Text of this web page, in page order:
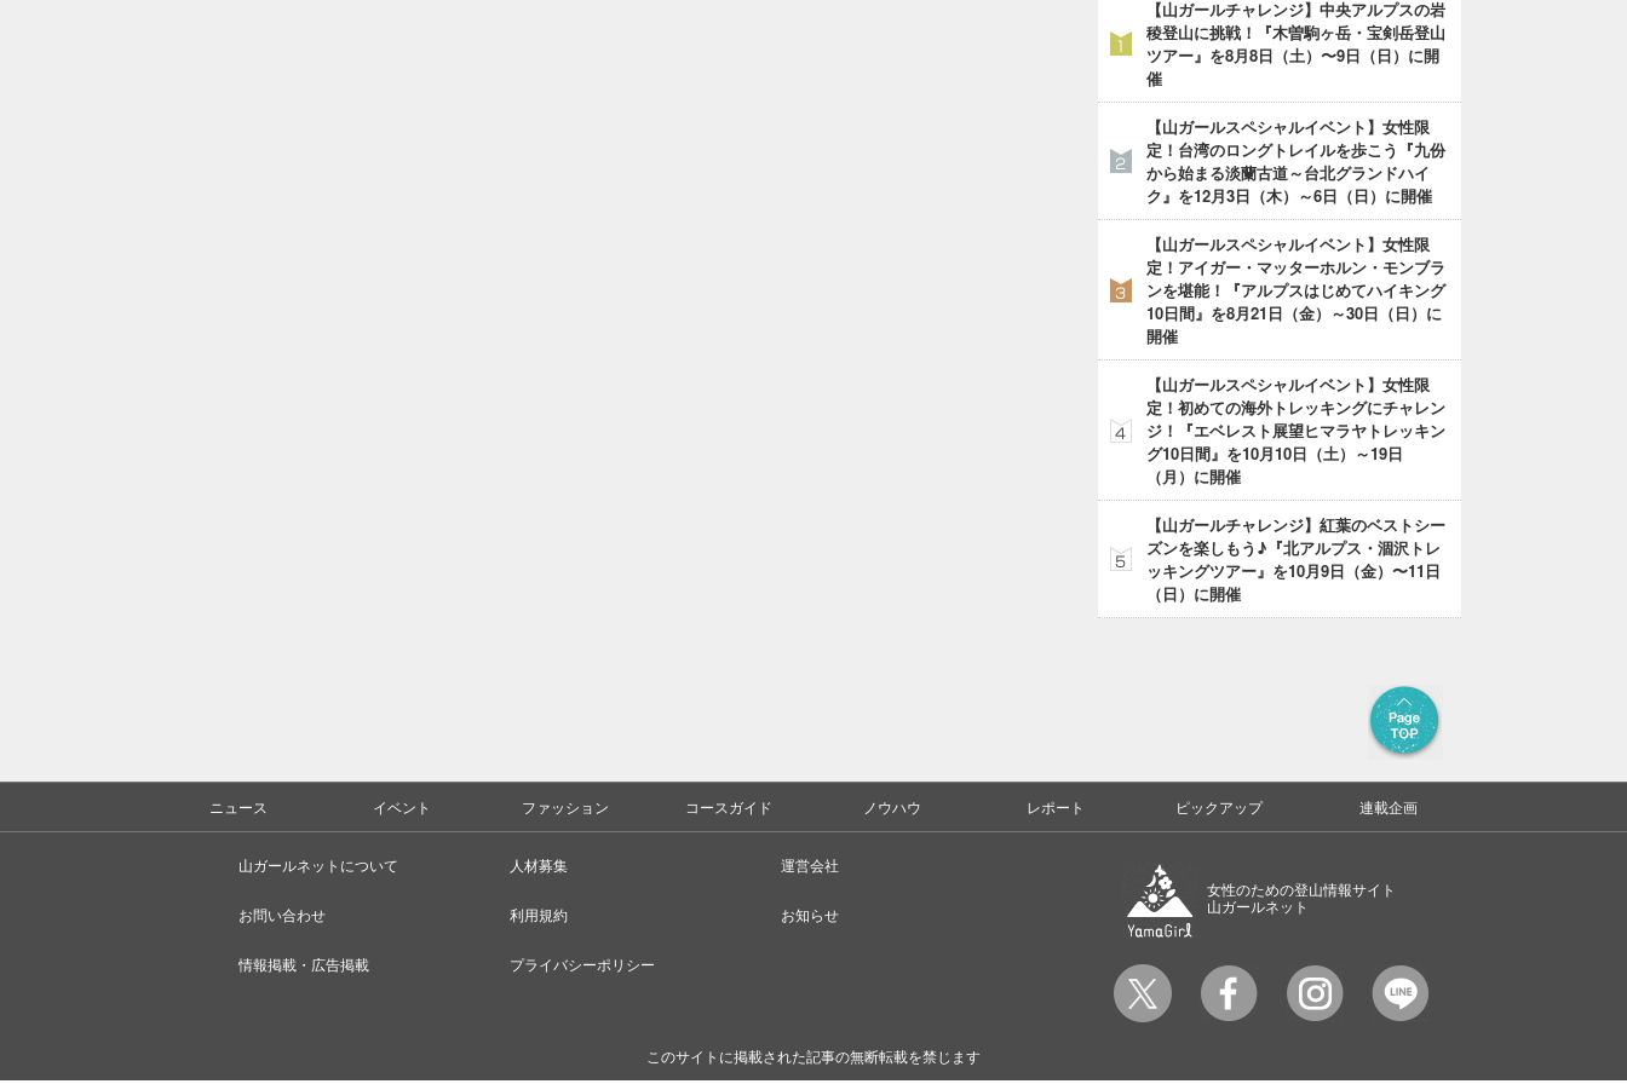
【山ガールチャレンジ】中央アルプスの岩
稜登山に挑戦！『木曽駒ヶ岳・宝剣岳登山
ツアー』を8月8日（土）〜9日（日）に開
催
【山ガールスペシャルイベント】女性限
定！台湾のロングトレイルを歩こう『九份
から始まる淡蘭古道～台北グランドハイ
ク』を12月3日（木）～6日（日）に開催
【山ガールスペシャルイベント】女性限
定！アイガー・マッターホルン・モンブラ
ンを堪能！『アルプスはじめてハイキング
10日間』を8月21日（金）～30日（日）に
開催
【山ガールスペシャルイベント】女性限
定！初めての海外トレッキングにチャレン
ジ！『エベレスト展望ヒマラヤトレッキン
グ10日間』を10月10日（土）～19日
（月）に開催
【山ガールチャレンジ】紅葉のベストシー
ズンを楽しもう♪『北アルプス・涸沢トレ
ッキングツアー』を10月9日（金）〜11日
（日）に開催
ニュース イベント ファッション コースガイド ノウハウ レポート ピックアップ 連載企画
女性のための登山情報サイト
山ガールネット
山ガールネットについて
お問い合わせ
情報掲載・広告掲載
人材募集
利用規約
プライバシーポリシー
運営会社
お知らせ
このサイトに掲載された記事の無断転載を禁じます